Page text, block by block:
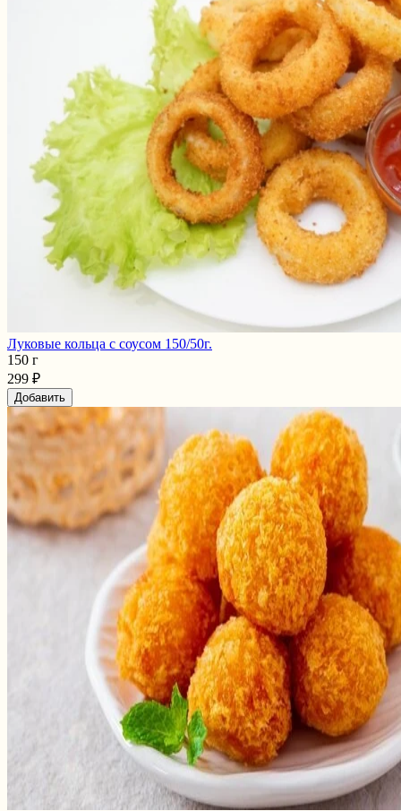
Луковые кольца с соусом 150/50г.
150 г
299 ₽
Добавить